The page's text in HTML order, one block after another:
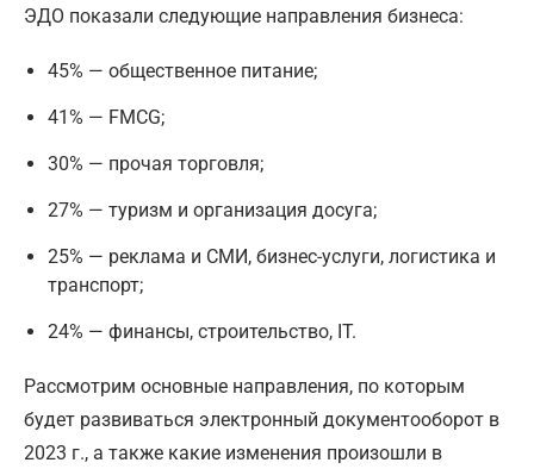
ЭДО показали следующие направления бизнеса:
45% — общественное питание;
41% — FMCG;
30% — прочая торговля;
27% — туризм и организация досуга;
25% — реклама и СМИ, бизнес-услуги, логистика и
транспорт;
24% — финансы, строительство, IT.
Рассмотрим основные направления, по которым
будет развиваться электронный документооборот в
2023 г., а также какие изменения произошли в